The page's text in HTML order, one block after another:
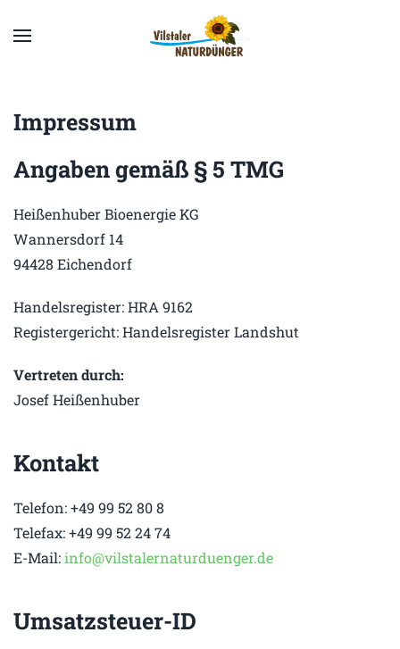
Impressum
Angaben gemäß § 5 TMG
Heißenhuber Bioenergie KG
Wannersdorf 14
94428 Eichendorf
Handelsregister: HRA 9162
Registergericht: Handelsregister Landshut
Vertreten durch:
Josef Heißenhuber
Kontakt
Telefon: +49 99 52 80 8
Telefax: +49 99 52 24 74
E-Mail:info@vilstalernaturduenger.de
Umsatzsteuer-ID